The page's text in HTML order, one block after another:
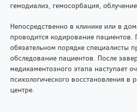
гемодиализ, гемосорбация,
Непосредственно в клинике или в
проводится кодирование пациентов.
обязательном порядке специалисты
обследование пациентов. После
медикаментозного этапа наступает
психологического восстановления в
центре.